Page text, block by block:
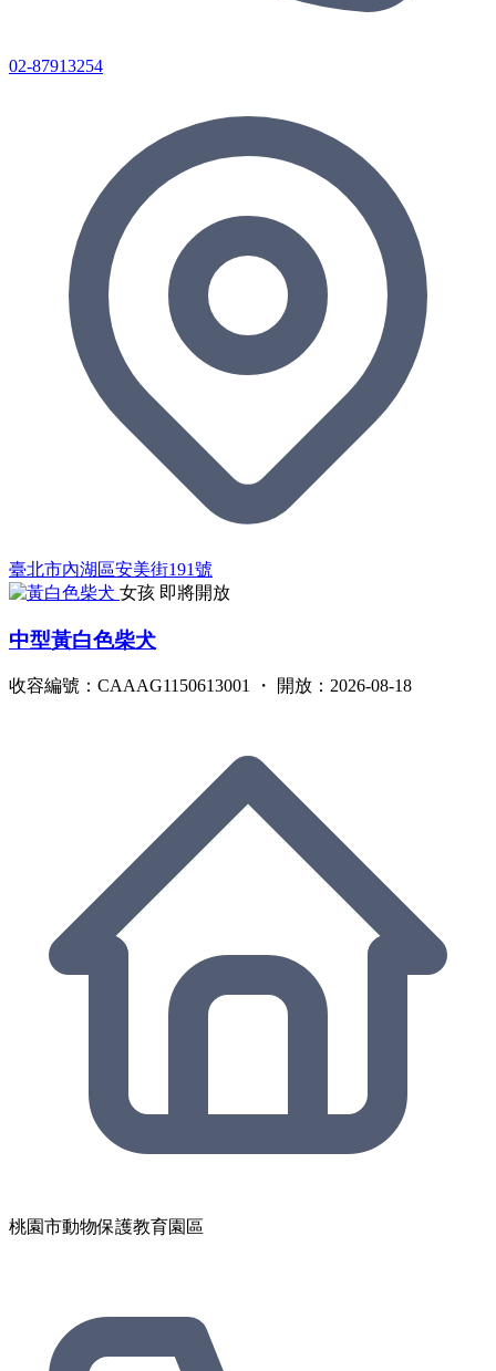
02-87913254
臺北市內湖區安美街191號
女孩 即將開放
中型黃白色柴犬
收容編號：CAAAG1150613001 ・ 開放：2026-08-18
桃園市動物保護教育園區